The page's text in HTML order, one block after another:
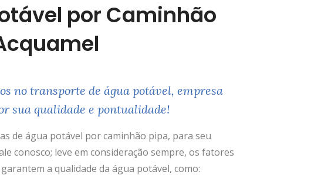
por Caminhão
no transporte de água potável, empresa
sua qualidade e pontualidade!
de água potável por caminhão pipa, para seu
conosco; leve em consideração sempre, os fatores
a qualidade da água potável, como: